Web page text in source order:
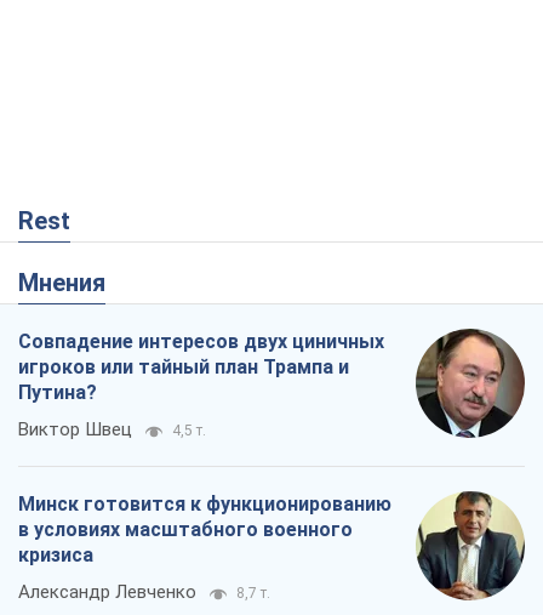
Rest
Мнения
Совпадение интересов двух циничных
игроков или тайный план Трампа и
Путина?
Виктор Швец 4,5 т.
Минск готовится к функционированию
в условиях масштабного военного
кризиса
Александр Левченко 8,7 т.